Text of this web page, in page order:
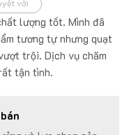
lượng tốt. Mình đã
tương tự nhưng quạt
trội. Dịch vụ chăm
tận tình.
vời